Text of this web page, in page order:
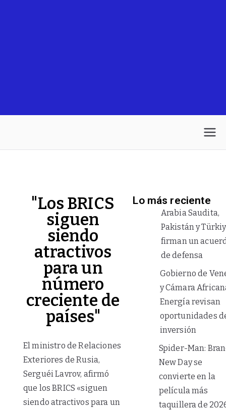
"Los BRICS
siguen
siendo
atractivos
para un
número
creciente de
países"
El ministro de Relaciones
Exteriores de Rusia,
Serguéi Lavrov, afirmó
que los BRICS «siguen
siendo atractivos para un
Lo más reciente
Arabia Saudita,
Pakistán y
firman un
de defensa
Gobierno de
y Cámara
Energía revisan
oportunidades
inversión
Spider-Man:
New Day se
convierte en la
película más
taquillera de